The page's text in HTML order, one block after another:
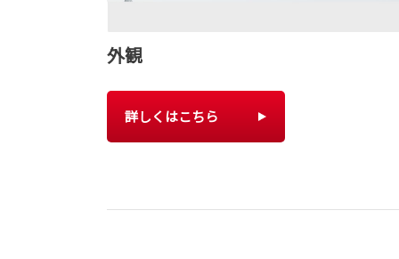
外観
詳しくはこちら